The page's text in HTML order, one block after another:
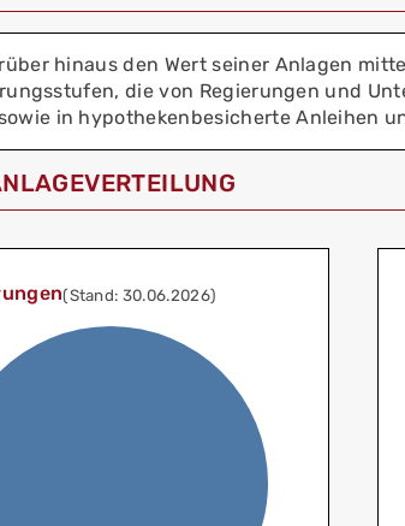
hinaus den Wert seiner Anlagen
die von Regierungen und
in hypothekenbesicherte Anleihen
(Stand: 30.06.2026)